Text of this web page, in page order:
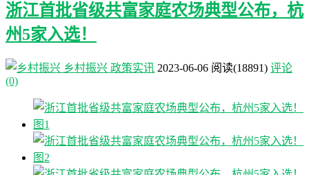
浙江首批省级共富家庭农场典型公布，杭
州5家入选！
乡村振兴 政策实讯 2023-06-06 阅读(18891) 评论
(0)